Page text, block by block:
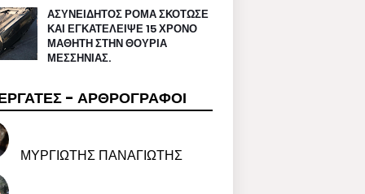
ΑΣΥΝΕΙΔΗΤΟΣ ΡΟΜΑ ΣΚΟΤΩΣΕ
ΚΑΙ ΕΓΚΑΤΕΛΕΙΨΕ 15 ΧΡΟΝΟ
ΜΑΘΗΤΗ ΣΤΗΝ ΘΟΥΡΙΑ
ΜΕΣΣΗΝΙΑΣ.
- ΑΡΘΡΟΓΡΑΦΟΙ
ΜΥΡΓΙΩΤΗΣ ΠΑΝΑΓΙΩΤΗΣ